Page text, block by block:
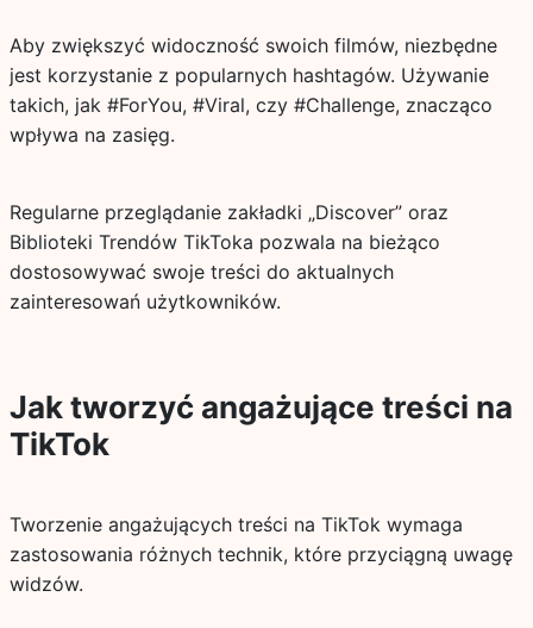
Aby zwiększyć widoczność swoich filmów, niezbędne
jest korzystanie z popularnych hashtagów. Używanie
takich, jak #ForYou, #Viral, czy #Challenge, znacząco
wpływa na zasięg.
Regularne przeglądanie zakładki „Discover” oraz
Biblioteki Trendów TikToka pozwala na bieżąco
dostosowywać swoje treści do aktualnych
zainteresowań użytkowników.
Jak tworzyć angażujące treści na
TikTok
Tworzenie angażujących treści na TikTok wymaga
zastosowania różnych technik, które przyciągną uwagę
widzów.